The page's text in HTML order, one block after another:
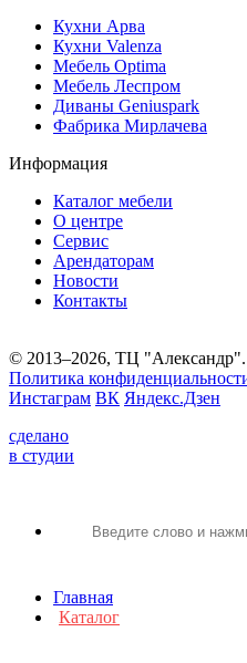
Кухни Арва
Кухни Valenza
Мебель Optima
Мебель Леспром
Диваны Geniuspark
Фабрика Мирлачева
Информация
Каталог мебели
О центре
Сервис
Арендаторам
Новости
Контакты
© 2013–2026, ТЦ
Политика
Инстаграм ВК Яндекс.Дзен
сделано
в студии
Главная
Каталог